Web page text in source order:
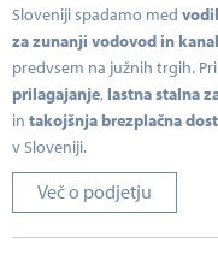
Sloveniji spadamo med
za zunanji vodovod in
predvsem na južnih trgih.
prilagajanje, lastna stalna
in takojšnja brezplačna
v Sloveniji.
Več o podjetju